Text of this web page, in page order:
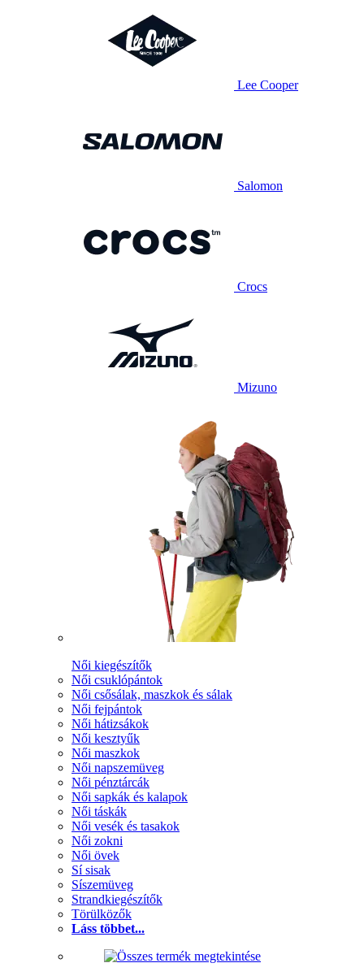
Lee Cooper
Salomon
Crocs
Mizuno
Női kiegészítők
Női csuklópántok
Női csősálak, maszkok és sálak
Női fejpántok
Női hátizsákok
Női kesztyűk
Női maszkok
Női napszemüveg
Női pénztárcák
Női sapkák és kalapok
Női táskák
Női vesék és tasakok
Női zokni
Női övek
Sí sisak
Síszemüveg
Strandkiegészítők
Törülközők
Láss többet...